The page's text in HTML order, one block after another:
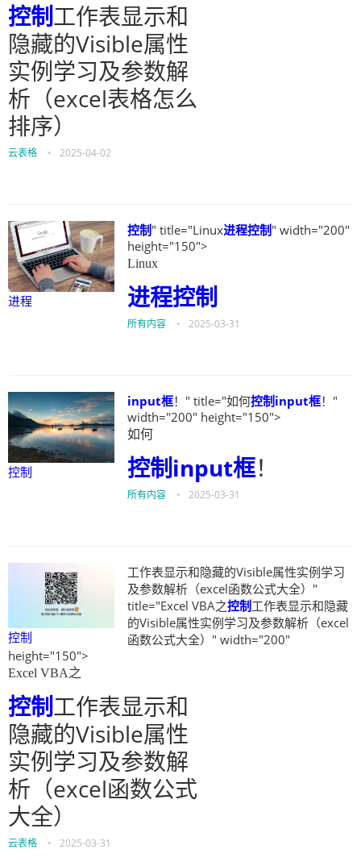
控制工作表显示和
隐藏的Visible属性
实例学习及参数解
析（excel表格怎么
排序）
云表格 • 2025-04-02
进程
控制 " title="Linux进程控制 " width="200"
height="150">
Linux
进程控制
所有内容 • 2025-03-31
控制
input框！" title="如何控制 input框！"
width="200" height="150">
如何
控制input框！
所有内容 • 2025-03-31
控制
工作表显示和隐藏的Visible属性实例学习
及参数解析（excel函数公式大全）"
title="Excel VBA之控制 工作表显示和隐藏
的Visible属性实例学习及参数解析（excel
函数公式大全）" width="200"
height="150">
Excel VBA之
控制工作表显示和
隐藏的Visible属性
实例学习及参数解
析（excel函数公式
大全）
云表格 • 2025-03-31